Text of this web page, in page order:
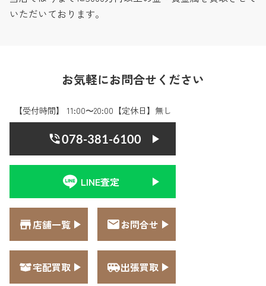
いただいております。
お気軽にお問合せください
【受付時間】 11:00〜20:00【定休日】無し
078-381-6100
LINE査定
店舗一覧 お問合せ
宅配買取 出張買取